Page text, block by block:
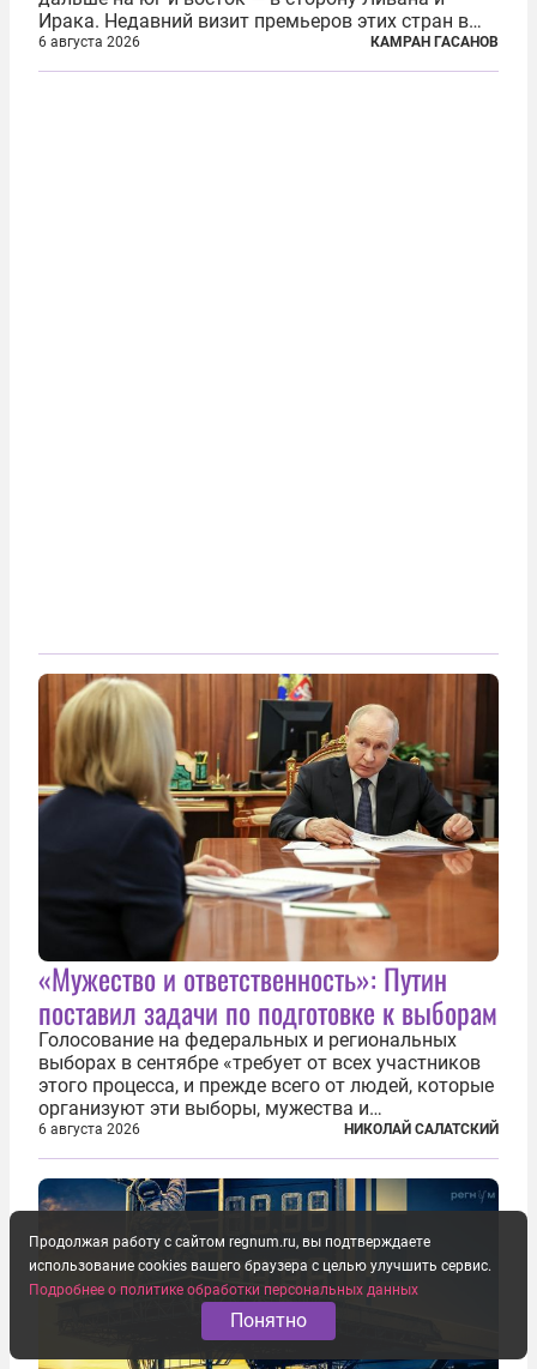
Ирака. Недавний визит премьеров этих стран в
Анкару, договоры об участии турецкой компании
TPAO в разработке нефти иракского Киркука и
6 августа 2026 КАМРАН ГАСАНОВ
«Мужество и ответственность»: Путин
поставил задачи по подготовке к выборам
Голосование на федеральных и региональных
выборах в сентябре «требует от всех участников
этого процесса, и прежде всего от людей, которые
организуют эти выборы, мужества и
ответственного отношения к формированию
власти», — подчеркнул президент Владимир Путин
на состоявшейся 5 августа в Кремле...
6 августа 2026 НИКОЛАЙ САЛАТСКИЙ
Продолжая работу с сайтом regnum.ru, вы подтверждаете
использование cookies вашего браузера с целью улучшить сервис.
Подробнее о политике обработки персональных данных
Понятно